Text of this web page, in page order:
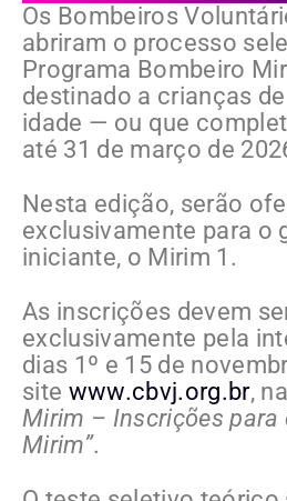
Os Bombeiros
abriram o processo
Programa Bombeiro
destinado a crianças
idade — ou que
até 31 de março de
Nesta edição, serão
exclusivamente para o
iniciante, o Mirim 1.
As inscrições devem
exclusivamente pela
dias 1º e 15 de
site www.cbvj.org.br,
Mirim – Inscrições para
Mirim”.